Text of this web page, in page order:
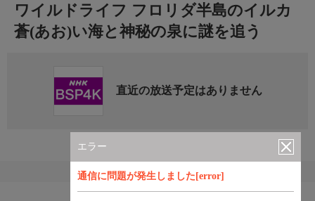
エラー
通信に問題が発生しました[error]
ワイルドライフ フロリダ半島のイルカ
蒼(あお)い海と神秘の泉に謎を追う
直近の放送予定はありません